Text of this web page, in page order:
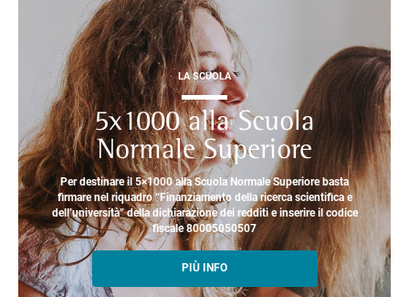
LA SCUOLA
5x1000 alla Scuola
Normale Superiore
Per destinare il 5×1000 alla Scuola Normale Superiore basta
firmare nel riquadro “Finanziamento della ricerca scientifica e
dell’università” della dichiarazione dei redditi e inserire il codice
fiscale 80005050507
PIÙ INFO